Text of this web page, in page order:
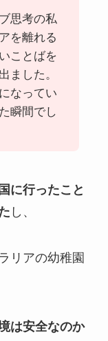
思考の私
を離れる
ことばを
ました。
なってい
瞬間でし
に行ったこと
し、
リアの幼稚園
は安全なのか